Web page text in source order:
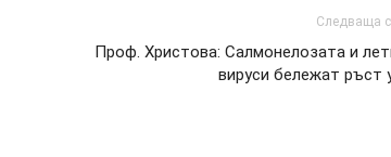
Следваща
Проф. Христова: Салмонелозата и
вируси бележат ръст